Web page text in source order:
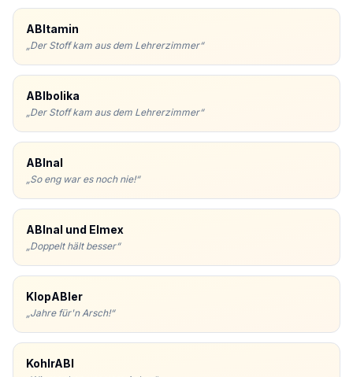
ABItamin
„Der Stoff kam aus dem Lehrerzimmer“
ABIbolika
„Der Stoff kam aus dem Lehrerzimmer“
ABInal
„So eng war es noch nie!“
ABInal und Elmex
„Doppelt hält besser“
KlopABIer
„Jahre für'n Arsch!“
KohlrABI